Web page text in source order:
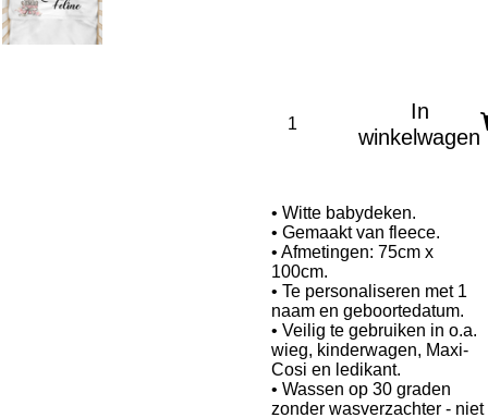
In
winkelwagen
• Witte babydeken.
• Gemaakt van fleece.
• Afmetingen: 75cm x
100cm.
• Te personaliseren met 1
naam en geboortedatum.
• Veilig te gebruiken in o.a.
wieg, kinderwagen, Maxi-
Cosi en ledikant.
• Wassen op 30 graden
zonder wasverzachter - niet